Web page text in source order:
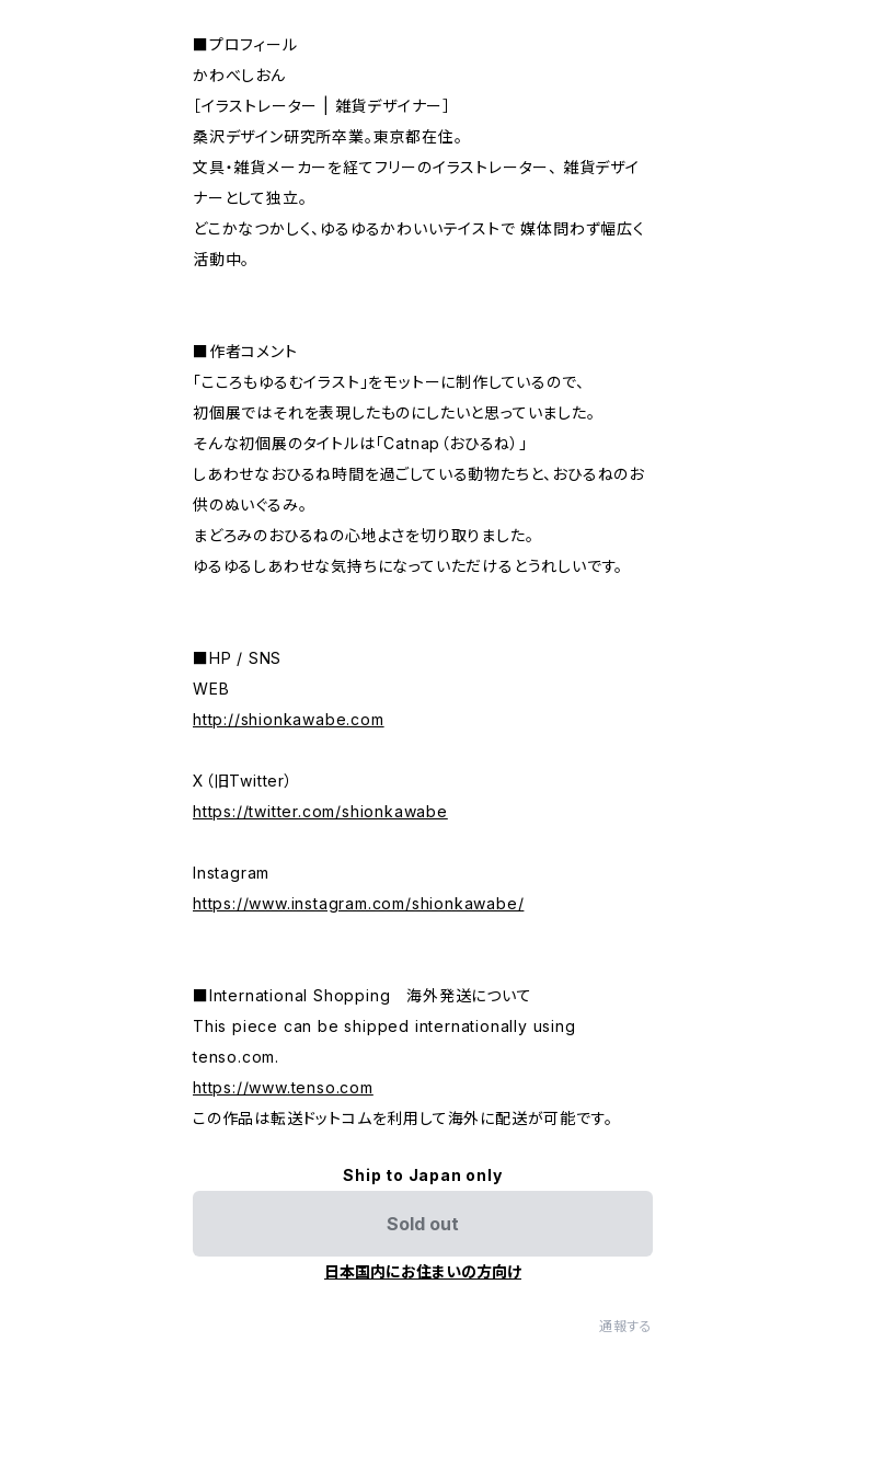
■プロフィール
かわべしおん
［イラストレーター | 雑貨デザイナー］
桑沢デザイン研究所卒業。東京都在住。
文具・雑貨メーカーを経てフリーのイラストレーター、 雑貨デザイ
ナーとして独立。
どこかなつかしく、ゆるゆるかわいいテイストで 媒体問わず幅広く
活動中。
■作者コメント
「こころもゆるむイラスト」をモットーに制作しているので、
初個展ではそれを表現したものにしたいと思っていました。
そんな初個展のタイトルは「Catnap（おひるね）」
しあわせなおひるね時間を過ごしている動物たちと、おひるねのお
供のぬいぐるみ。
まどろみのおひるねの心地よさを切り取りました。
ゆるゆるしあわせな気持ちになっていただけるとうれしいです。
■HP / SNS
WEB
http://shionkawabe.com
X（旧Twitter）
https://twitter.com/shionkawabe
Instagram
https://www.instagram.com/shionkawabe/
■International Shopping 海外発送について
This piece can be shipped internationally using
tenso.com.
https://www.tenso.com
この作品は転送ドットコムを利用して海外に配送が可能です。
Ship to Japan only
Sold out
日本国内にお住まいの方向け
通報する